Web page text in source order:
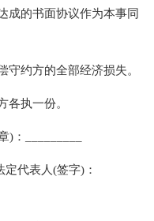
的书面协议作为本事同
约方的全部经济损失。
执一份。
_________
代表人(签字)：